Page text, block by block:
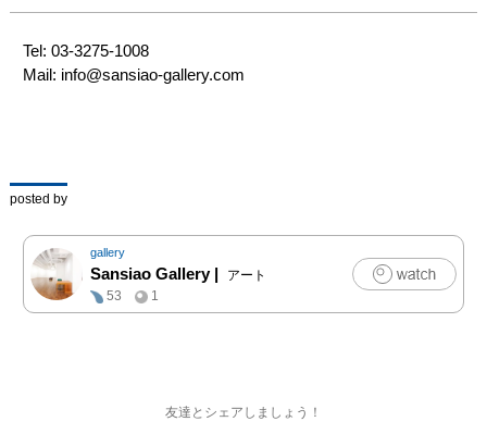
南花奈、宮間夕子、井下
麻里子、上床加奈、川口
瑠利弥、小西純、八太栄
里、東麻奈美、きゃらあ
い、MEG、kiminoe、時
田美鈴、高田茉依、冨岡
想、ゆきちゃ、宮本香
崎裕理、かわのめぐみ、
Tel: 03-3275-1008
Mail: info@sansiao-gallery.com
posted by
gallery
Sansiao Gallery|
アート
53
1
友達とシェアしましょう！